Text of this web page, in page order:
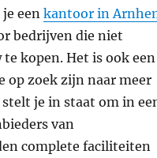
een kantoor in
bedrijven die niet
kopen. Het is ook een
op zoek zijn naar meer
je in staat om in
van
complete faciliteiten